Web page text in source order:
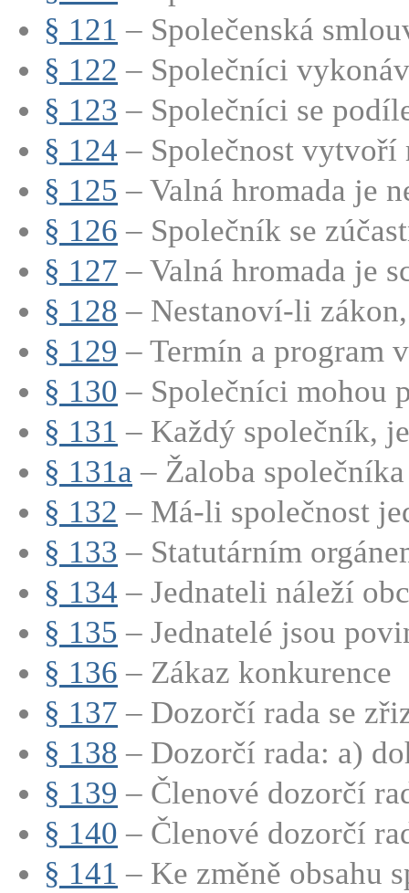
§ 121 – Společenská
§ 122 – Společníci
§ 123 – Společníci se
§ 124 – Společnost vytvoří
§ 125 – Valná hromada je
§ 126 – Společník se
§ 127 – Valná hromada je
§ 128 – Nestanoví-li
§ 129 – Termín a program
§ 130 – Společníci mohou
§ 131 – Každý společník,
§ 131a – Žaloba společníka
§ 132 – Má-li společnost
§ 133 – Statutárním
§ 134 – Jednateli náleží
§ 135 – Jednatelé jsou
§ 136 – Zákaz konkurence
§ 137 – Dozorčí rada se
§ 138 – Dozorčí rada: a)
§ 139 – Členové dozorčí
§ 140 – Členové dozorčí
§ 141 – Ke změně obsahu